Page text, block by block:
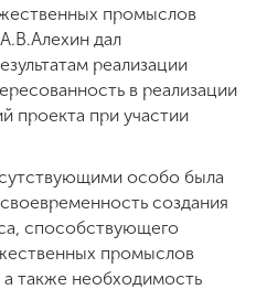
промыслов
дал
реализации
в реализации
проекта при участии
особо была
создания
способствующего
промыслов
также необходимость